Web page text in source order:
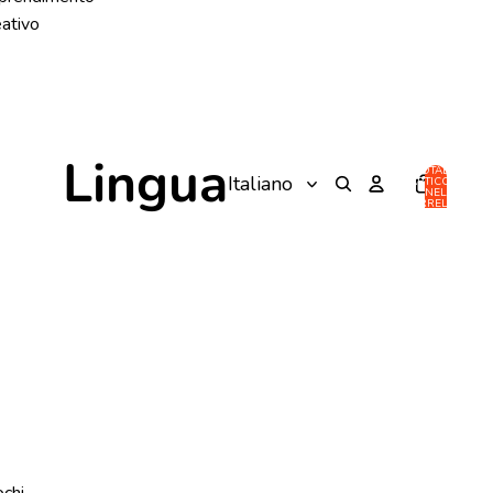
Lingua TOTALE
ARTICOLI
NEL
CARRELLO: